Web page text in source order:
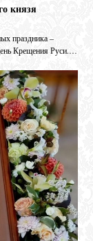
князя
праздника –
Крещения Руси.…